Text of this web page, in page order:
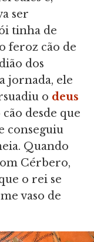
ser
tinha de
feroz cão de
dos
jornada, ele
o deus
desde que
conseguiu
Quando
Cérbero,
o rei se
vaso de